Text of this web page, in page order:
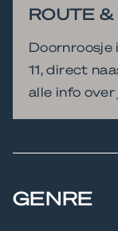
ROUTE
11, direct
alle info
GENRE